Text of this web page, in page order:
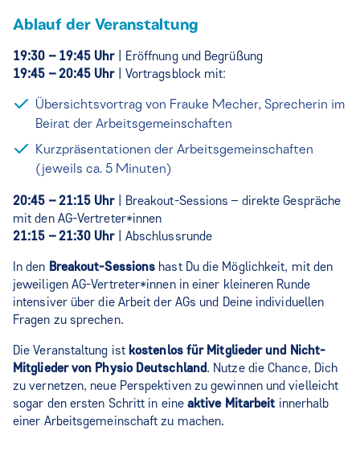
Ablauf der Veranstaltung
19:30 – 19:45 Uhr| Eröffnung und Begrüßung
19:45 – 20:45 Uhr| Vortragsblock mit:
Übersichtsvortrag von Frauke Mecher, Sprecherin im
Beirat der Arbeitsgemeinschaften
Kurzpräsentationen der Arbeitsgemeinschaften
(jeweils ca. 5 Minuten)
20:45 – 21:15 Uhr| Breakout-Sessions – direkte Gespräche
mit den AG-Vertreter*innen
21:15 – 21:30 Uhr| Abschlussrunde
In den Breakout-Sessions hast Du die Möglichkeit, mit den
jeweiligen AG-Vertreter*innen in einer kleineren Runde
intensiver über die Arbeit der AGs und Deine individuellen
Fragen zu sprechen.
Die Veranstaltung ist kostenlos für Mitglieder und Nicht-
Mitglieder von Physio Deutschland. Nutze die Chance, Dich
zu vernetzen, neue Perspektiven zu gewinnen und vielleicht
sogar den ersten Schritt in eine aktive Mitarbeit innerhalb
einer Arbeitsgemeinschaft zu machen.